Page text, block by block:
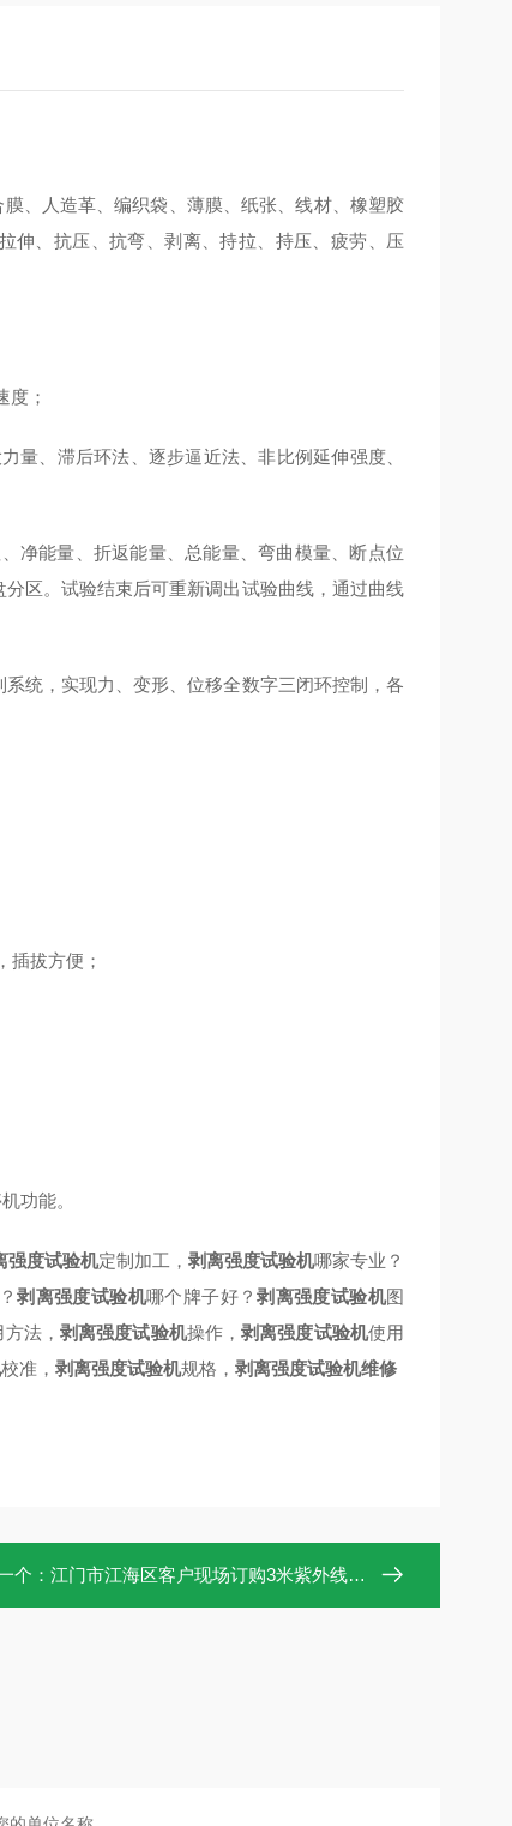
、人造革、编织袋、薄膜、纸张、线材、橡塑胶
伸、抗压、抗弯、剥离、持拉、持压、疲劳、压
度；
量、滞后环法、逐步逼近法、非比例延伸强度、
净能量、折返能量、总能量、弯曲模量、断点位
区。试验结束后可重新调出试验曲线，通过曲线
统，实现力、变形、位移全数字三闭环控制，各
插拔方便；
功能。
强度试验机定制加工， 剥离强度试验机哪家专业？
剥离强度试验机哪个牌子好？剥离强度试验机图
法， 剥离强度试验机操作，剥离强度试验机使用
校准， 剥离强度试验机规格， 剥离强度试验机维修
个： 江门市江海区客户现场订购3米紫外线杀菌机